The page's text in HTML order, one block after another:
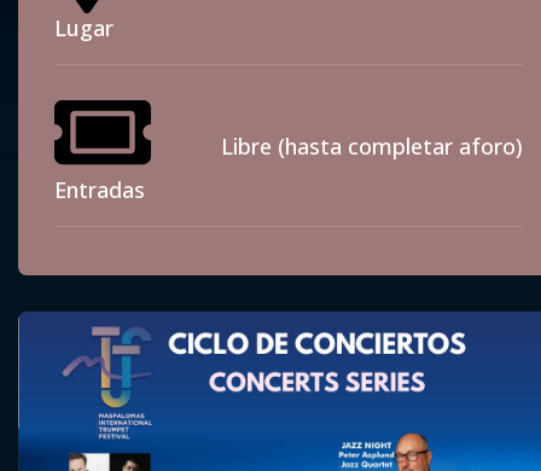
Lugar
Entradas
Libre (hasta completar aforo)